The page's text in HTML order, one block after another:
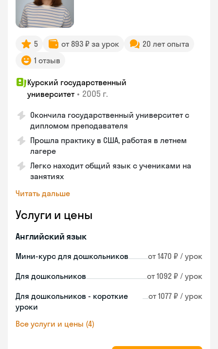
5 от 893 ₽ за урок
20 лет опыта
1 отзыв
Курский государственный
университет • 2005 г.
Окончила государственный университет с
дипломом преподавателя
Прошла практику в США, работая в летнем
лагере
Легко находит общий язык с учениками на
занятиях
Читать дальше
Услуги и цены
Английский язык
Мини-курс для дошкольников от 1470 ₽ / урок
Для дошкольников от 1092 ₽ / урок
Для дошкольников - короткие
уроки
от 1077 ₽ / урок
Все услуги и цены (4)